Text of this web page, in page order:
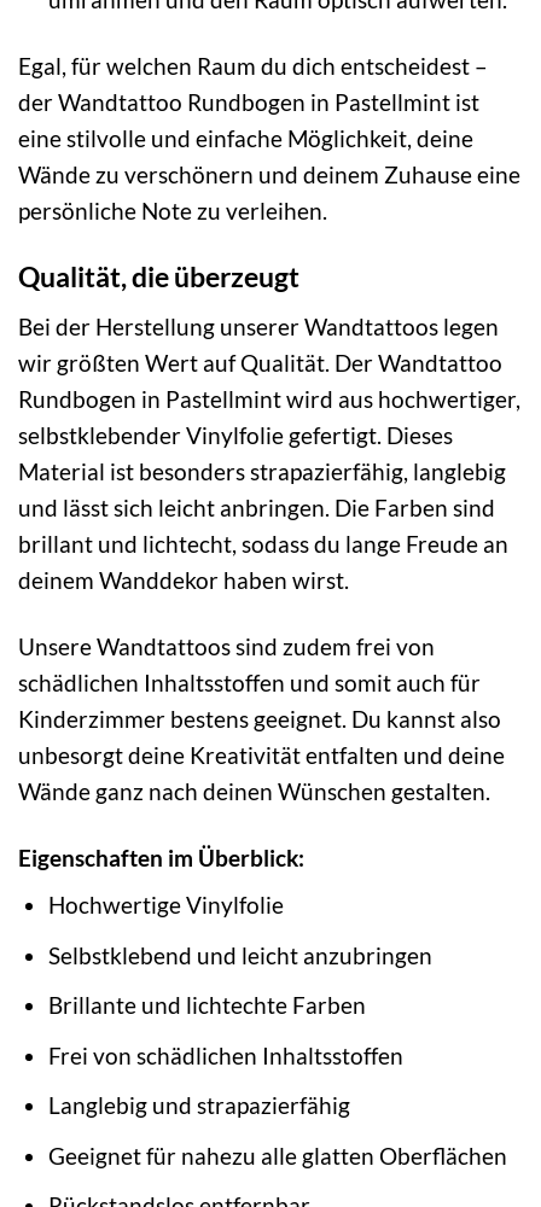
Egal, für welchen Raum du dich entscheidest –
der Wandtattoo Rundbogen in Pastellmint ist
eine stilvolle und einfache Möglichkeit, deine
Wände zu verschönern und deinem Zuhause eine
persönliche Note zu verleihen.
Qualität, die überzeugt
Bei der Herstellung unserer Wandtattoos legen
wir größten Wert auf Qualität. Der Wandtattoo
Rundbogen in Pastellmint wird aus hochwertiger,
selbstklebender Vinylfolie gefertigt. Dieses
Material ist besonders strapazierfähig, langlebig
und lässt sich leicht anbringen. Die Farben sind
brillant und lichtecht, sodass du lange Freude an
deinem Wanddekor haben wirst.
Unsere Wandtattoos sind zudem frei von
schädlichen Inhaltsstoffen und somit auch für
Kinderzimmer bestens geeignet. Du kannst also
unbesorgt deine Kreativität entfalten und deine
Wände ganz nach deinen Wünschen gestalten.
Eigenschaften im Überblick:
Hochwertige Vinylfolie
Selbstklebend und leicht anzubringen
Brillante und lichtechte Farben
Frei von schädlichen Inhaltsstoffen
Langlebig und strapazierfähig
Geeignet für nahezu alle glatten Oberflächen